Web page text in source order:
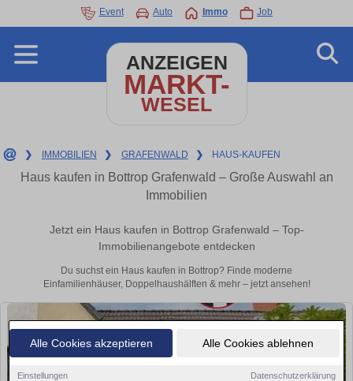
Alle Cookies akzeptieren Alle Cookies ablehnen
Einstellungen Datenschutzerklärung
Event Auto Immo Job
ANZEIGEN
MARKT-
WESEL
❯ IMMOBILIEN ❯ GRAFENWALD ❯ HAUS-KAUFEN
Haus kaufen in Bottrop Grafenwald – Große Auswahl an
Immobilien
Jetzt ein Haus kaufen in Bottrop Grafenwald – Top-
Immobilienangebote entdecken
Du suchst ein Haus kaufen in Bottrop? Finde moderne
Einfamilienhäuser, Doppelhaushälften & mehr – jetzt ansehen!